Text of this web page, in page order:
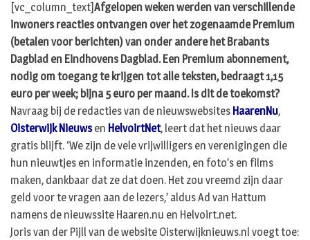
[vc_column_text]Afgelopen weken werden van verschillende
inwoners reacties ontvangen over het zogenaamde Premium
(betalen voor berichten) van onder andere het Brabants
Dagblad en Eindhovens Dagblad. Een Premium abonnement,
nodig om toegang te krijgen tot alle teksten, bedraagt 1,15
euro per week; bijna 5 euro per maand. Is dit de toekomst?
Navraag bij de redacties van de nieuwswebsites HaarenNu,
Oisterwijk Nieuwsen HelvoirtNet, leert dat het nieuws daar
gratis blijft. ‘We zijn de vele vrijwilligers en verenigingen die
hun nieuwtjes en informatie inzenden, en foto’s en films
maken, dankbaar dat ze dat doen. Het zou vreemd zijn daar
geld voor te vragen aan de lezers,’ aldus Ad van Hattum
namens de nieuwssite Haaren.nu en Helvoirt.net.
Joris van der Pijll van de website Oisterwijknieuws.nl voegt toe: